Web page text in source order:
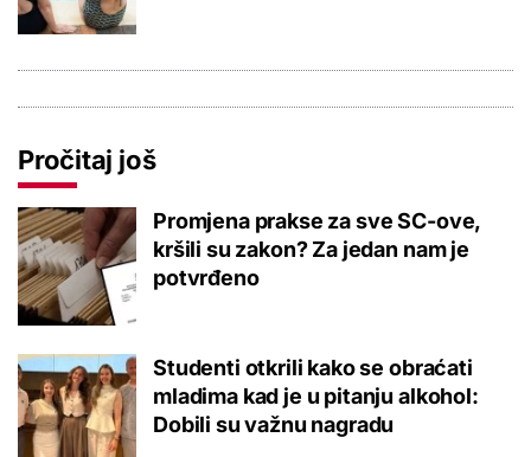
Pročitaj još
Promjena prakse za sve SC-ove,
kršili su zakon? Za jedan nam je
potvrđeno
Studenti otkrili kako se obraćati
mladima kad je u pitanju alkohol:
Dobili su važnu nagradu